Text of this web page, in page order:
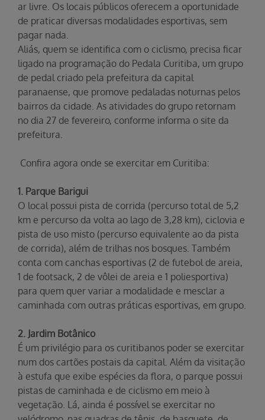
ar livre. Os locais públicos oferecem a oportunidade
de praticar diversas modalidades esportivas, sem
pagar nada.
Aliás, quem se identifica com o ciclismo, precisa ficar
ligado na programação do Pedala Curitiba, um grupo
de pedal criado pela prefeitura da capital
paranaense, que promove pedaladas noturnas pelos
bairros da cidade. As atividades do grupo retornam
no dia 27 de fevereiro, conforme informa o site da
prefeitura.
Confira agora onde se exercitar em Curitiba:
1. Parque Barigui
O local possui pista de corrida (percurso total de 5,2
km e percurso da volta ao lago de 3,28 km), ciclovia e
pista de uso misto (percurso equivalente ao da pista
de corrida), além de trilhas nos bosques. Também
conta com canchas esportivas (2 de futebol de areia,
1 de footsack, 2 de vôlei de areia e 1 poliesportiva)
para quem quer variar a modalidade e mesclar a
caminhada com outras práticas esportivas, em grupo.
2. Jardim Botânico
É um privilégio para os curitibanos poder se exercitar
num dos cartões postais da capital. Além da visitação
à estufa que exibe espécies da flora, o parque possui
pistas de caminhada e de ciclismo em meio à
vegetação. Lá, ainda é possível se exercitar no